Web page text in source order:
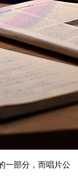
一部分，而唱片公